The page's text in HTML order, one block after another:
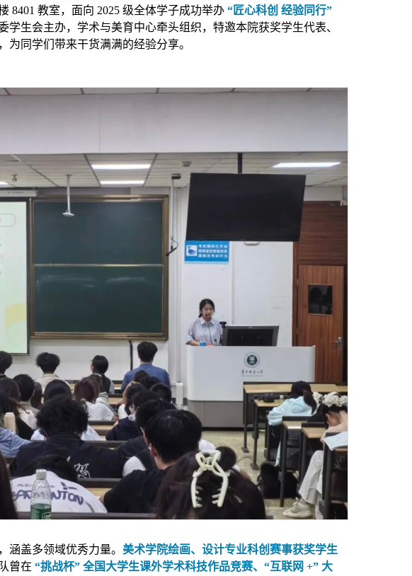
8401 教室，面向 2025 级全体学子成功举办 “匠心科创 经验同行”
学生会主办，学术与美育中心牵头组织，特邀本院获奖学生代表、
同学们带来干货满满的经验分享。
涵盖多领域优秀力量。 美术学院绘画、设计专业科创赛事获奖学生
曾在 “挑战杯” 全国大学生课外学术科技作品竞赛、“互联网 +” 大